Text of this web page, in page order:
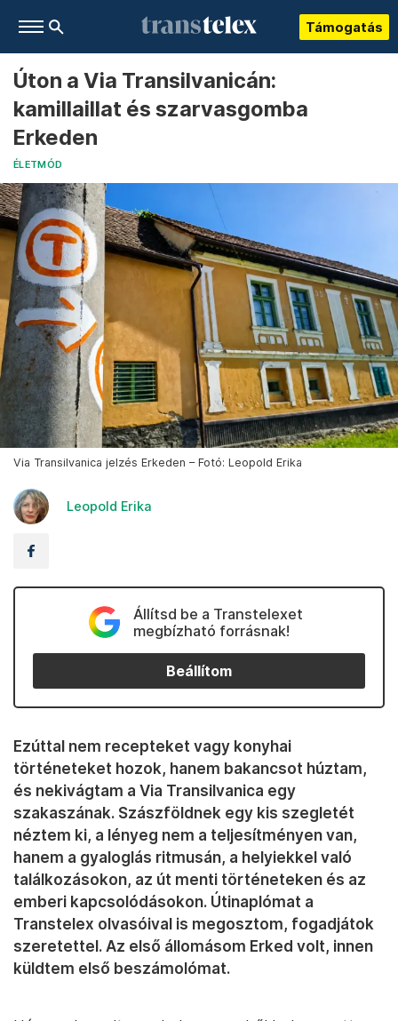
Támogatás
Úton a Via Transilvanicán:
kamillaillat és szarvasgomba
Erkeden
ÉLETMÓD
Via Transilvanica jelzés Erkeden – Fotó: Leopold Erika
Leopold Erika
Állítsd be a Transtelexet
megbízható forrásnak!
Beállítom
Ezúttal nem recepteket vagy konyhai
történeteket hozok, hanem bakancsot húztam,
és nekivágtam a Via Transilvanica egy
szakaszának. Szászföldnek egy kis szegletét
néztem ki, a lényeg nem a teljesítményen van,
hanem a gyaloglás ritmusán, a helyiekkel való
találkozásokon, az út menti történeteken és az
emberi kapcsolódásokon. Útinaplómat a
Transtelex olvasóival is megosztom, fogadjátok
szeretettel. Az első állomásom Erked volt, innen
küldtem első beszámolómat.